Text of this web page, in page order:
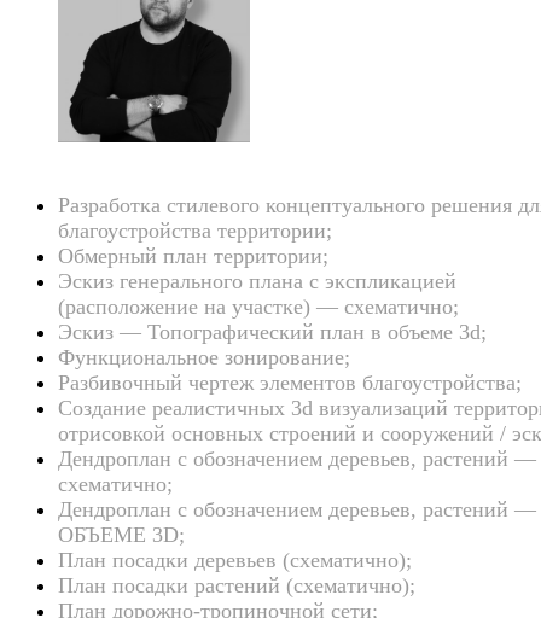
Разработка стилевого концептуального решения
благоустройства территории;
Обмерный план территории;
Эскиз генерального плана с экспликацией
(расположение на участке) — схематично;
Эскиз — Топографический план в объеме 3d;
Функциональное зонирование;
Разбивочный чертеж элементов благоустройства;
Создание реалистичных 3d визуализаций
отрисовкой основных строений и сооружений /
Дендроплан с обозначением деревьев, растений —
схематично;
Дендроплан с обозначением деревьев, растений
ОБЪЕМЕ 3D;
План посадки деревьев (схематично);
План посадки растений (схематично);
План дорожно-тропиночной сети;